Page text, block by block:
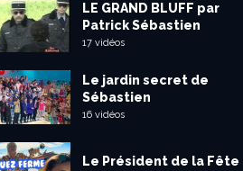
LE GRAND BLUFF par
Patrick Sébastien
17 vidéos
Le jardin secret de
Sébastien
16 vidéos
Le Président de la Fête